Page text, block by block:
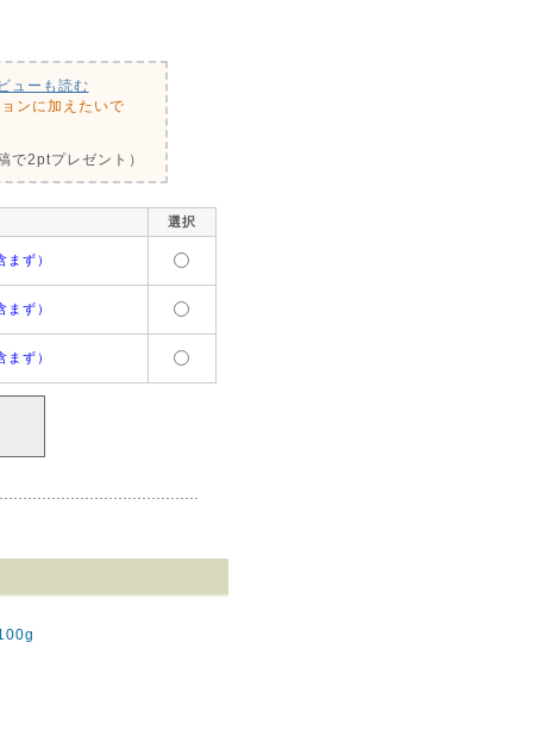
ューも読む
ンに加えたいで
で2ptプレゼント）
選択
ず）
ず）
ず）